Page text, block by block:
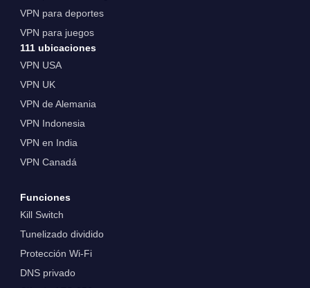
VPN para deportes
VPN para juegos
111 ubicaciones
VPN USA
VPN UK
VPN de Alemania
VPN Indonesia
VPN en India
VPN Canadá
Funciones
Kill Switch
Tunelizado dividido
Protección Wi-Fi
DNS privado